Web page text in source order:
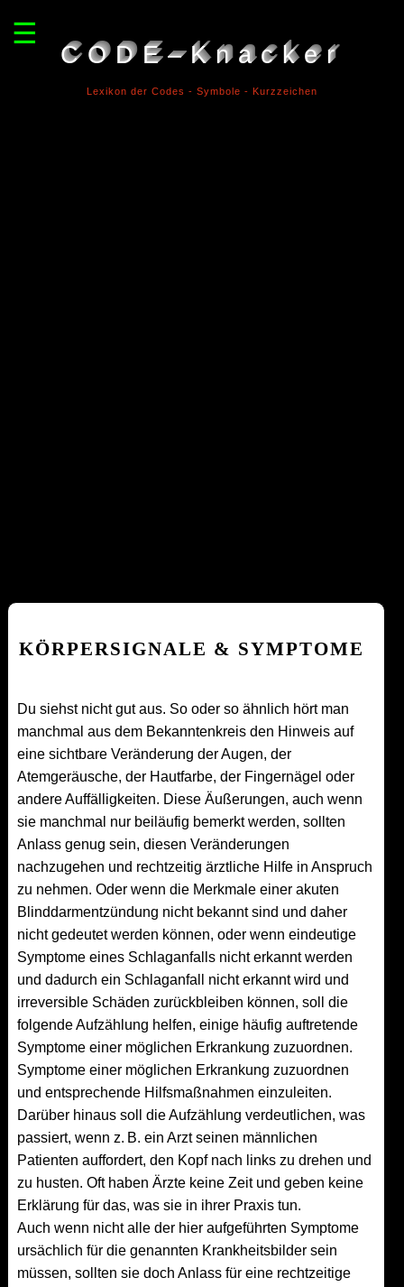
CODE–Knacker
Lexikon der Codes - Symbole - Kurzzeichen
☰
KÖRPERSIGNALE & SYMPTOME
Du siehst nicht gut aus. So oder so ähnlich hört man
manchmal aus dem Bekanntenkreis den Hinweis auf
eine sichtbare Veränderung der Augen, der
Atemgeräusche, der Hautfarbe, der Fingernägel oder
andere Auffälligkeiten. Diese Äußerungen, auch wenn
sie manchmal nur beiläufig bemerkt werden, sollten
Anlass genug sein, diesen Veränderungen
nachzugehen und rechtzeitig ärztliche Hilfe in Anspruch
zu nehmen. Oder wenn die Merkmale einer akuten
Blinddarmentzündung nicht bekannt sind und daher
nicht gedeutet werden können, oder wenn eindeutige
Symptome eines Schlaganfalls nicht erkannt werden
und dadurch ein Schlaganfall nicht erkannt wird und
irreversible Schäden zurückbleiben können, soll die
folgende Aufzählung helfen, einige häufig auftretende
Symptome einer möglichen Erkrankung zuzuordnen.
Symptome einer möglichen Erkrankung zuzuordnen
und entsprechende Hilfsmaßnahmen einzuleiten.
Darüber hinaus soll die Aufzählung verdeutlichen, was
passiert, wenn z. B. ein Arzt seinen männlichen
Patienten auffordert, den Kopf nach links zu drehen und
zu husten. Oft haben Ärzte keine Zeit und geben keine
Erklärung für das, was sie in ihrer Praxis tun.
Auch wenn nicht alle der hier aufgeführten Symptome
ursächlich für die genannten Krankheitsbilder sein
müssen, sollten sie doch Anlass für eine rechtzeitige